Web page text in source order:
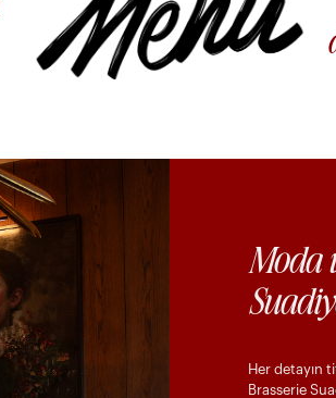
Moda
Her detayın
Brasserie